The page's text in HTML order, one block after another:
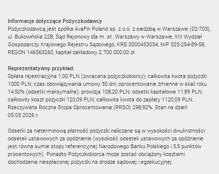
Informacje dotyczące Pożyczkodawcy
Pożyczkodawcą jest spółka AvaFin Poland sp. z o.o. z siedzibą w Warszawie (02-703),
ul. Bukowińska 22B, Sąd Rejonowy dla m. st. Warszawy w Warszawie, XIII Wydział
Gospodarczy Krajowego Rejestru Sądowego, KRS 0000453034, NIP 525-254-89-58,
REGON 146563260, kapitał zakładowy 2.700.000,00 zł.
Reprezentatywny przykład:
Opłata rejestracyjna 1,00 PLN (zwracana pożyczkobiorcy); całkowita kwota pożyczki
1000 PLN; czas obowiązywania umowy 30 dni; oprocentowanie zmienne w skali roku
14,50% (odsetki maksymalne); prowizja 108,20 PLN; odsetki kapitałowe 11,89 PLN;
całkowity koszt pożyczki 120,09 PLN; całkowita kwota do zapłaty 1120,09 PLN;
Rzeczywista Roczna Stopa Oprocentowania (RRSO) 298,92%. Stan na dzień
05.03.2026 r.
Odsetki za nieterminową płatność pożyczki naliczane są w wysokości dwukrotności
odsetek ustawowych za opóźnienie (wysokość odsetek ustawowych za opóźnienie
jest równa sumie stopy referencyjnej Narodowego Banku Polskiego i 5,5 punktów
procentowych). Ponadto Pożyczkobiorca może zostać obciążony kosztami
dochodzenia niespłaconej pożyczki na drodze sądowej i egzekucyjnej.